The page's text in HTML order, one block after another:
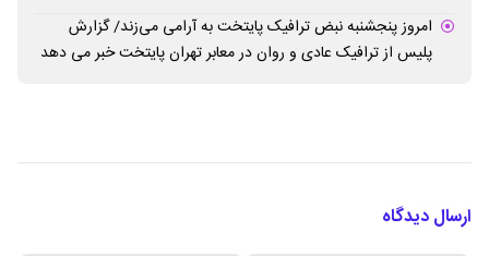
امروز پنجشنبه نبض ترافیک پایتخت به آرامی می‌زند/ گزارش
پلیس از ترافیک عادی و روان در معابر تهران پایتخت خبر می دهد
ارسال دیدگاه